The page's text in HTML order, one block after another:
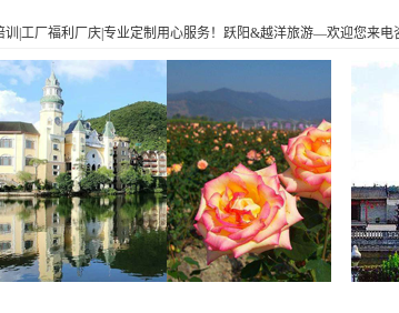
|工厂福利厂庆|专业定制用心服务！跃阳&越洋旅游—欢迎您来电